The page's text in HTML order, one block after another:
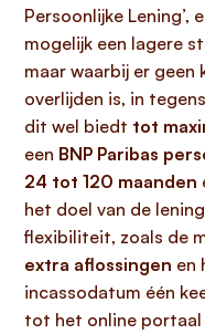
Persoonlijke Lening’,
mogelijk een lagere
maar waarbij er geen
overlijden is, in
dit wel biedt tot
een BNP Paribas
24 tot 120 maanden
het doel van de
flexibiliteit, zoals de
extra aflossingen en
incassodatum één
tot het online portaal